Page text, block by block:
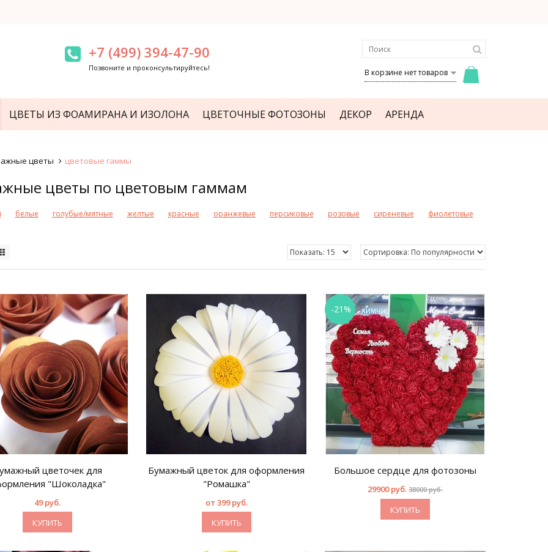
+7 (499) 394-47-90
Позвоните и проконсультируйтесь! В корзине нет товаров
ЦВЕТЫ ИЗ ФОАМИРАНА И ИЗОЛОНА ЦВЕТОЧНЫЕ ФОТОЗОНЫ ДЕКОР АРЕНДА
цветы цветовые гаммы
цветы по цветовым гаммам
белые голубые/мятные желтые красные оранжевые персиковые розовые сиреневые фиолетовые
цветочек для
"Шоколадка"
49 руб.
КУПИТЬ
Бумажный цветок для оформления
"Ромашка"
от 399 руб.
КУПИТЬ
-21%
Большое сердце для фотозоны
29900 руб. 38000 руб.
КУПИТЬ